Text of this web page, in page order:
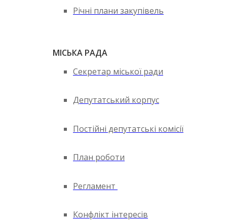
Річні плани закупівель
МІСЬКА РАДА
Секретар міської ради
Депутатський корпус
Постійні депутатські комісії
План роботи
Регламент
Конфлікт інтересів